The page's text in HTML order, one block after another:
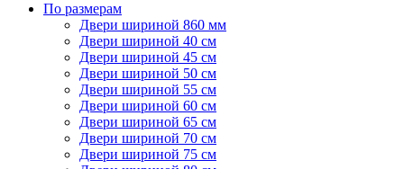
По размерам
Двери шириной 860 мм
Двери шириной 40 см
Двери шириной 45 см
Двери шириной 50 см
Двери шириной 55 см
Двери шириной 60 см
Двери шириной 65 см
Двери шириной 70 см
Двери шириной 75 см